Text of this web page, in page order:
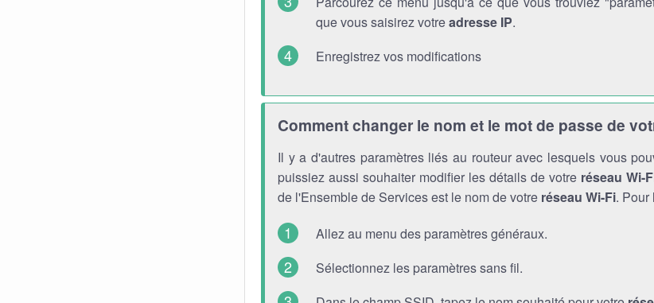
que vous saisirez votreadresse IP.
Enregistrez vos modifications
Comment changer le nom et le mot de passe de
Il y a d'autres paramètres liés au routeur avec lesquels vous
puissiez aussi souhaiter modifier les détails de votre réseau Wi-
de l'Ensemble de Services est le nom de votre réseau Wi-Fi. Pour
Allez au menu des paramètres généraux.
Sélectionnez les paramètres sans fil.